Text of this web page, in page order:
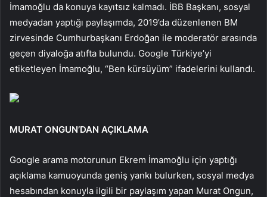
İmamoğlu da konuya kayıtsız kalmadı. İBB Başkanı, sosyal
medyadan yaptığı paylaşımda, 2019’da düzenlenen BM
zirvesinde Cumhurbaşkanı Erdoğan ile moderatör arasında
geçen diyaloğa atıfta bulundu. Google Türkiye’yi
etiketleyen İmamoğlu, “Ben kürsüyüm” ifadelerini kullandı.
MURAT ONGUN’DAN AÇIKLAMA
Google arama motorunun Ekrem İmamoğlu için yaptığı
açıklama kamuoyunda geniş yankı bulurken, sosyal medya
hesabından konuyla ilgili bir paylaşım yapan Murat Ongun,